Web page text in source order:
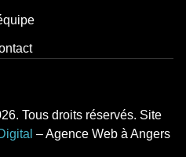
Tous droits réservés. Site
– Agence Web à Angers